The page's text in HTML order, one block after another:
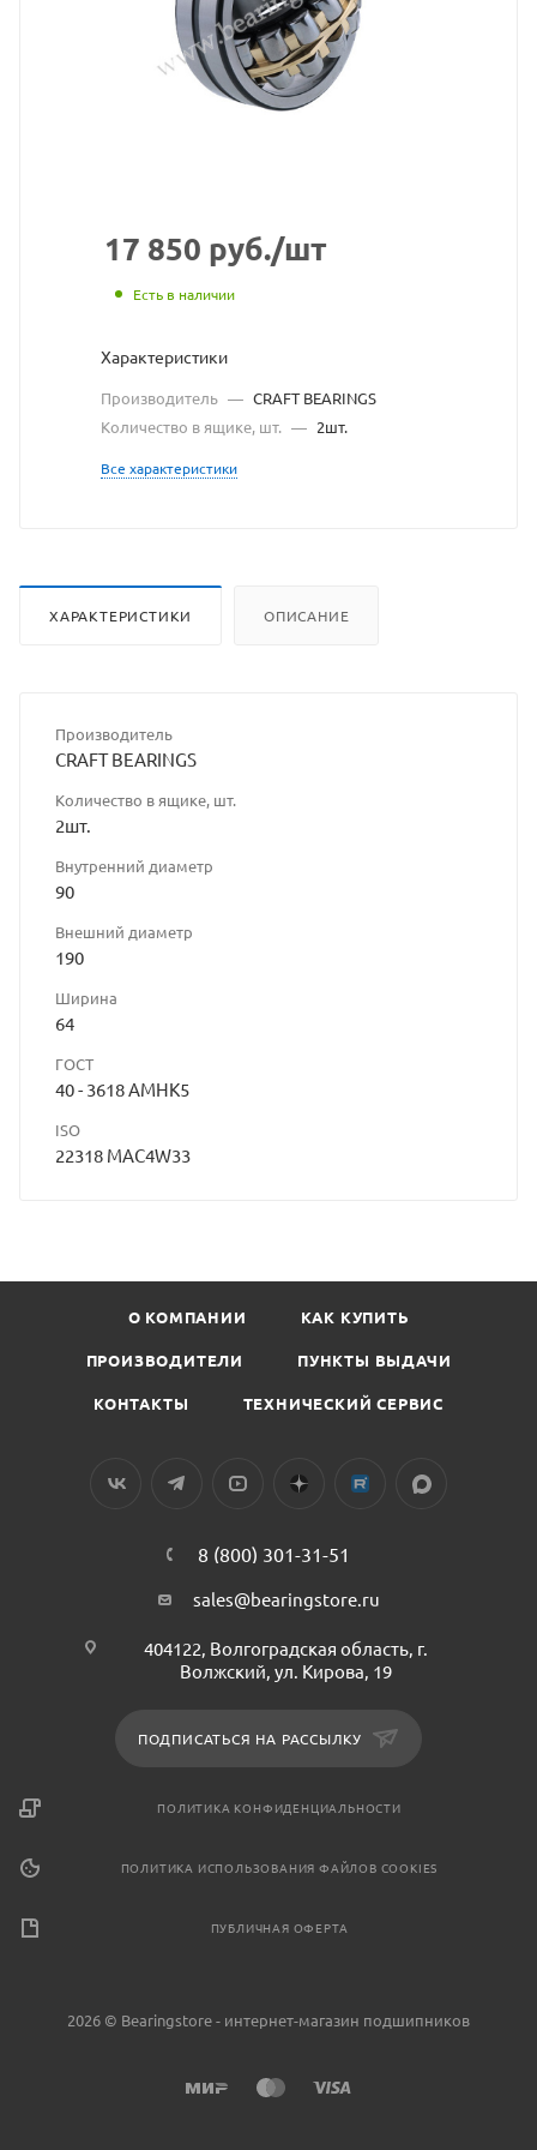
сайта
https://
разрешения
владельца
17 850 руб./шт
Есть в наличии
Характеристики
Производитель — CRAFT BEARINGS
Количество в ящике, шт. — 2шт.
Все характеристики
ХАРАКТЕРИСТИКИ ОПИСАНИЕ
Производитель
CRAFT BEARINGS
Количество в ящике, шт.
2шт.
Внутренний диаметр
90
Внешний диаметр
190
Ширина
64
ГОСТ
40 - 3618 АМНК5
ISO
22318 MAC4W33
О КОМПАНИИ КАК КУПИТЬ
ПРОИЗВОДИТЕЛИ ПУНКТЫ ВЫДАЧИ
КОНТАКТЫ ТЕХНИЧЕСКИЙ СЕРВИС
8 (800) 301-31-51
sales@bearingstore.ru
404122, Волгоградская область, г.
Волжский, ул. Кирова, 19
ПОДПИСАТЬСЯ НА РАССЫЛКУ
ПОЛИТИКА КОНФИДЕНЦИАЛЬНОСТИ
ПОЛИТИКА ИСПОЛЬЗОВАНИЯ ФАЙЛОВ COOKIES
ПУБЛИЧНАЯ ОФЕРТА
2026 © Bearingstore - интернет-магазин подшипников